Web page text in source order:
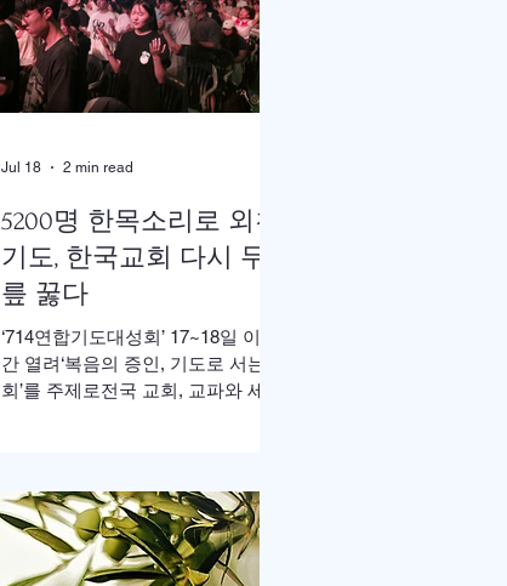
동문, 그리고 이화 동문 다수가 참여
한 가운데 이병도 목사가 추모예배
를 인도했다. 찬송 606장, 반주강혜
진 집사, 기도 장혜경 장로, 성경봉
동교회/ 이화동기), / 주미야 권사(신
남옥 이화동기/경희대명예교수 / "저
장미꽃위에 이슬 "등 추모순서
5200명 한목소리로 외친
기도, 한국교회 다시 무
릎 꿇다
‘714연합기도대성회’ 17~18일 이틀
간 열려‘복음의 증인, 기도로 서는 교
회’를 주제로전국 교회, 교파와 세대
저녁 서울 송파구 잠실학생체육관.
찬양 ‘우리 오늘 눈물로’가 나오자
5200여명의 성도들이 하나둘 자리
에서 일어섰다. “오래 황폐하였던 이
Jul 18 2 min read